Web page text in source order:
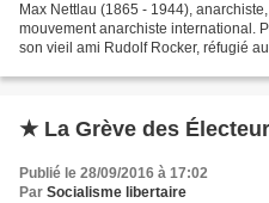
Max Nettlau (1865 - 1944),
mouvement anarchiste international.
son vieil ami Rudolf Rocker, réfugié
★ La Grève des
Publié le 28/09/2016 à 17:02
Par Socialisme libertaire